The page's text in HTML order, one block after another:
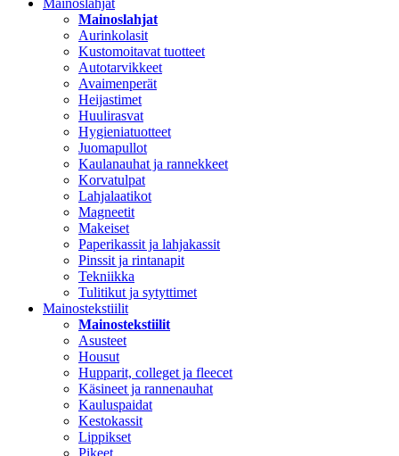
Mainoslahjat
Mainoslahjat
Aurinkolasit
Kustomoitavat tuotteet
Autotarvikkeet
Avaimenperät
Heijastimet
Huulirasvat
Hygieniatuotteet
Juomapullot
Kaulanauhat ja rannekkeet
Korvatulpat
Lahjalaatikot
Magneetit
Makeiset
Paperikassit ja lahjakassit
Pinssit ja rintanapit
Tekniikka
Tulitikut ja sytyttimet
Mainostekstiilit
Mainostekstiilit
Asusteet
Housut
Hupparit, colleget ja fleecet
Käsineet ja rannenauhat
Kauluspaidat
Kestokassit
Lippikset
Pikeet